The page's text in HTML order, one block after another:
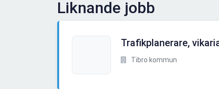
Liknande jobb
Trafikplanerare,
Tibro kommun